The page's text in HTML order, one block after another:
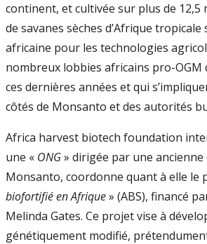
continent, et cultivée sur plus de 12,5
de savanes sèches d’Afrique
africaine pour les technologies
nombreux lobbies africains pro-
ces dernières années et qui
côtés de Monsanto et des autorités
Africa harvest biotech foundation
une « ONG» dirigée par une ancienne
Monsanto, coordonne quant à elle le
biofortifié en Afrique» (ABS), financé
Melinda Gates. Ce projet vise à
génétiquement modifié,